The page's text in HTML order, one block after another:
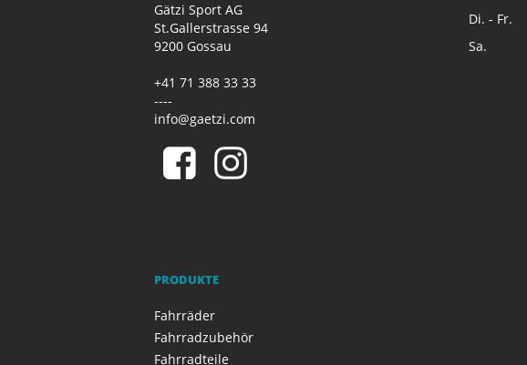
Gätzi Sport AG
St.Gallerstrasse 94
9200 Gossau
+41 71 388 33 33
----
info@gaetzi.com
Di. - Fr.
Sa.
PRODUKTE
Fahrräder
Fahrradzubehör
Fahrradteile